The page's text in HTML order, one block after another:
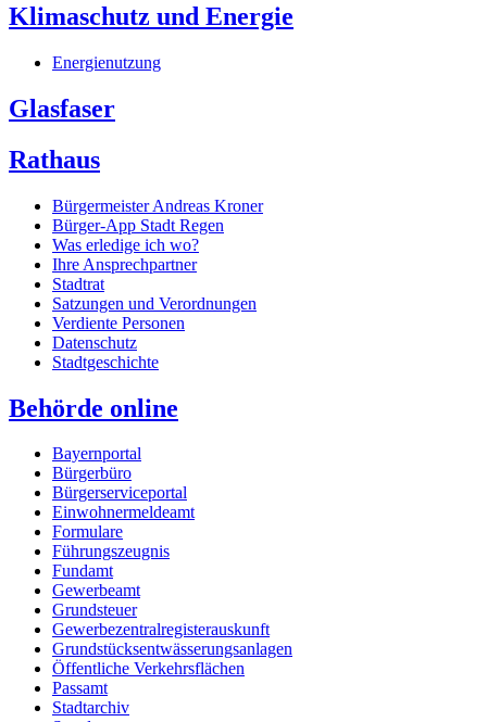
Klimaschutz und Energie
Energienutzung
Glasfaser
Rathaus
Bürgermeister Andreas Kroner
Bürger-App Stadt Regen
Was erledige ich wo?
Ihre Ansprechpartner
Stadtrat
Satzungen und Verordnungen
Verdiente Personen
Datenschutz
Stadtgeschichte
Behörde online
Bayernportal
Bürgerbüro
Bürgerserviceportal
Einwohnermeldeamt
Formulare
Führungszeugnis
Fundamt
Gewerbeamt
Grundsteuer
Gewerbezentralregisterauskunft
Grundstücksentwässerungsanlagen
Öffentliche Verkehrsflächen
Passamt
Stadtarchiv